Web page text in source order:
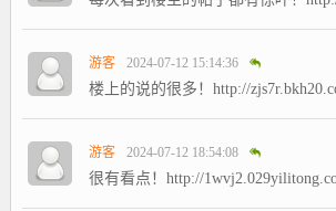
游客 2024-07-12 15:14:36
楼上的说的很多！http://
游客 2024-07-12 18:54:08
很有看点！http://